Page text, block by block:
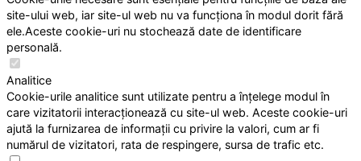
site-ului web, iar site-ul web nu va funcționa în modul dorit fără
ele.Aceste cookie-uri nu stochează date de identificare
personală.
Analitice
Cookie-urile analitice sunt utilizate pentru a înțelege modul în
care vizitatorii interacționează cu site-ul web. Aceste cookie-uri
ajută la furnizarea de informații cu privire la valori, cum ar fi
numărul de vizitatori, rata de respingere, sursa de trafic etc.